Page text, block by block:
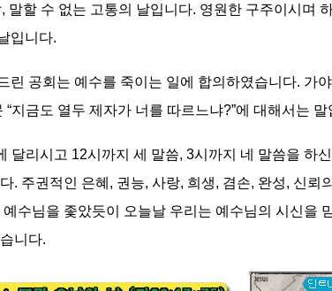
말할 수 없는 고통의 날입니다. 영원한 구주이시며
입니다.
린 공회는 예수를 죽이는 일에 합의하였습니다. 가
지금도 열두 제자가 너를 따르느냐?”에 대해서는
달리시고 12시까지 세 말씀, 3시까지 네 말씀을 하
. 주권적인 은혜, 권능, 사랑, 희생, 겸손, 완성, 신뢰
수님을 좇았듯이 오늘날 우리는 예수님의 시신을
니다.